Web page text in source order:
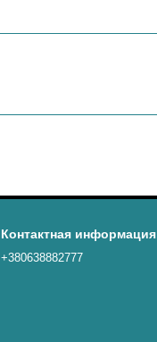
Контактная информация
+380638882777